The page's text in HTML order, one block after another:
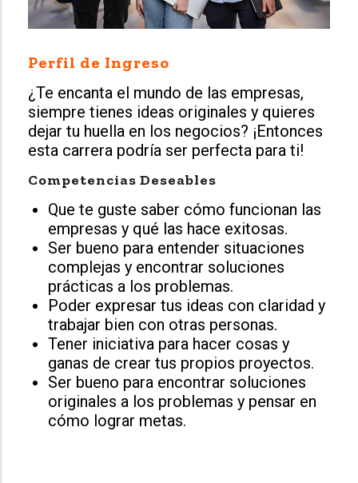
Perfil de Ingreso
¿Te encanta el mundo de las empresas,
siempre tienes ideas originales y quieres
dejar tu huella en los negocios? ¡Entonces
esta carrera podría ser perfecta para ti!
Competencias Deseables
Que te guste saber cómo funcionan las
empresas y qué las hace exitosas.
Ser bueno para entender situaciones
complejas y encontrar soluciones
prácticas a los problemas.
Poder expresar tus ideas con claridad y
trabajar bien con otras personas.
Tener iniciativa para hacer cosas y
ganas de crear tus propios proyectos.
Ser bueno para encontrar soluciones
originales a los problemas y pensar en
cómo lograr metas.